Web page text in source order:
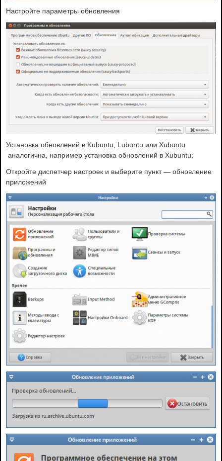
Настройте параметры обновления
Установка обновлений в Kubuntu, Lubuntu или Xubuntu
аналогична, например установка обновлений в Xubuntu:
Откройте диспетчер настроек и выберите пункт — обновление
приложений